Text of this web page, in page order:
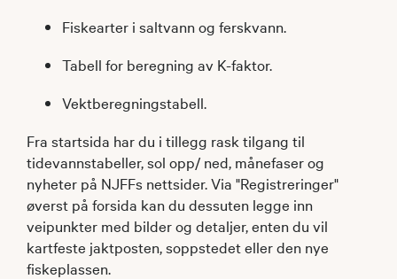
Fiskearter i saltvann og ferskvann.
Tabell for beregning av K-faktor.
Vektberegningstabell.
Fra startsida har du i tillegg rask tilgang til
tidevannstabeller, sol opp/ ned, månefaser og
nyheter på NJFFs nettsider. Via "Registreringer"
øverst på forsida kan du dessuten legge inn
veipunkter med bilder og detaljer, enten du vil
kartfeste jaktposten, soppstedet eller den nye
fiskeplassen.